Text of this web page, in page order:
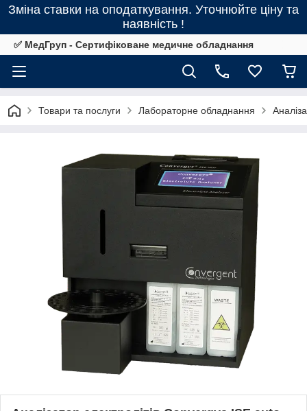
Зміна ставки на оподаткування. Уточнюйте ціну та
наявність !
✅ МедГруп - Сертифіковане медичне обладнання
Товари та послуги Лабораторне обладнання